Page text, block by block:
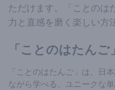
ただけます。「ことのは
力と直感を磨く楽しい方
「ことのはたんご
「ことのはたんご」は、日
ながら学べる、ユニークな